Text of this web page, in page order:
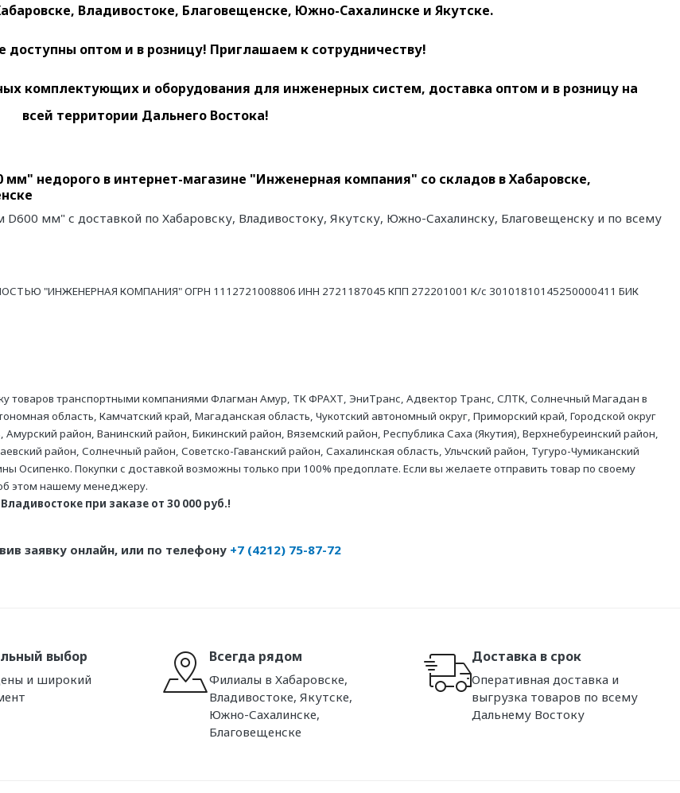
Владивостоке, Благовещенске, Южно-Сахалинске и Якутске.
оптом и в розницу! Приглашаем к сотрудничеству!
комплектующих и оборудования для инженерных систем, доставка оптом и в розницу на
всей территории Дальнего Востока!
недорого в интернет-магазине "Инженерная компания" со складов в Хабаровске,
мм" с доставкой по Хабаровску, Владивостоку, Якутску, Южно-Сахалинску, Благовещенску и по всему
"ИНЖЕНЕРНАЯ КОМПАНИЯ" ОГРН 1112721008806 ИНН 2721187045 КПП 272201001 К/с 30101810145250000411 БИК
товаров транспортными компаниями Флагман Амур, ТК ФРАХТ, ЭниТранс, Адвектор Транс, СЛТК, Солнечный Магадан в
область, Камчатский край, Магаданская область, Чукотский автономный округ, Приморский край, Городской округ
район, Ванинский район, Бикинский район, Вяземский район, Республика Саха (Якутия), Верхнебуреинский район,
район, Солнечный район, Советско-Гаванский район, Сахалинская область, Ульчский район, Тугуро-Чумиканский
Осипенко. Покупки с доставкой возможны только при 100% предоплате. Если вы желаете отправить товар по своему
этом нашему менеджеру.
при заказе от 30 000 руб.!
заявку онлайн, или по телефону +7 (4212) 75-87-72
выбор
и широкий
Всегда рядом
Филиалы в Хабаровске,
Владивостоке, Якутске,
Южно-Сахалинске,
Благовещенске
Доставка в срок
Оперативная доставка и
выгрузка товаров по всему
Дальнему Востоку